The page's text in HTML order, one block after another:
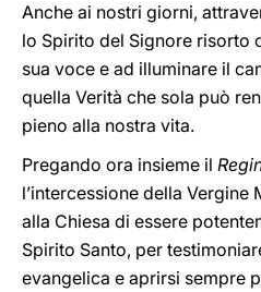
Anche ai nostri giorni,
lo Spirito del Signore risorto
sua voce e ad illuminare il
quella Verità che sola può
pieno alla nostra vita.
Pregando ora insieme il
l’intercessione della Vergine
alla Chiesa di essere
Spirito Santo, per
evangelica e aprirsi sempre